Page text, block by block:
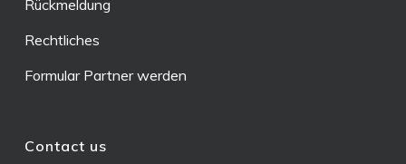
Rückmeldung
Rechtliches
Formular Partner werden
Contact us